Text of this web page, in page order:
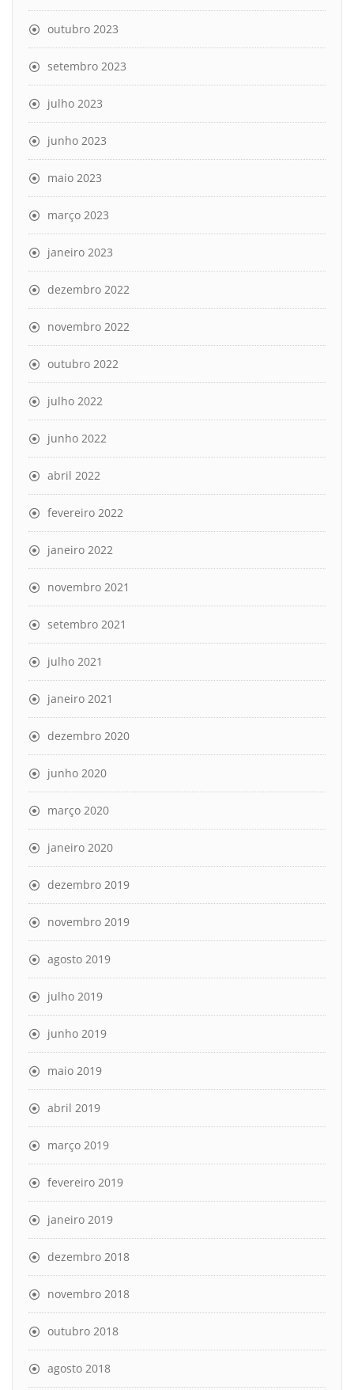
outubro 2023
setembro 2023
julho 2023
junho 2023
maio 2023
março 2023
janeiro 2023
dezembro 2022
novembro 2022
outubro 2022
julho 2022
junho 2022
abril 2022
fevereiro 2022
janeiro 2022
novembro 2021
setembro 2021
julho 2021
janeiro 2021
dezembro 2020
junho 2020
março 2020
janeiro 2020
dezembro 2019
novembro 2019
agosto 2019
julho 2019
junho 2019
maio 2019
abril 2019
março 2019
fevereiro 2019
janeiro 2019
dezembro 2018
novembro 2018
outubro 2018
agosto 2018